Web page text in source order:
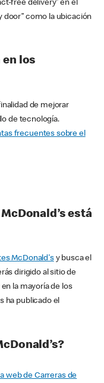
free delivery” en el
door” como la ubicación
en los
de mejorar
de tecnología.
frecuentes sobre el
está
McDonald'sy busca el
dirigido al sitio de
la mayoría de los
ha publicado el
web de Carreras de